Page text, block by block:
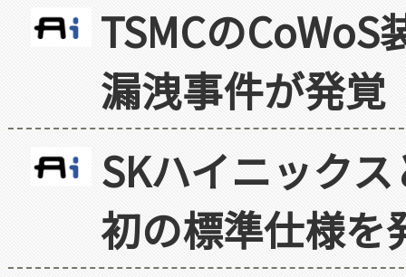
TSMCの
漏洩事件が発覚
SKハイニック
初の標準仕様を